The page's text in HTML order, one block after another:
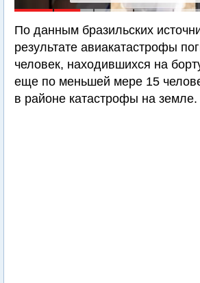
По данным бразильских
результате авиакатастрофы
человек, находившихся на
еще по меньшей мере 15
в районе катастрофы на земле.